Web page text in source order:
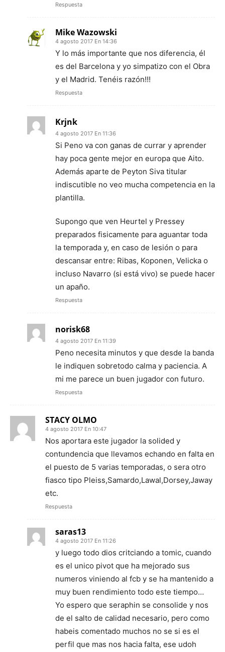
Respuesta
Mike Wazowski
4 agosto 2017 En 14:36
Y lo más importante que nos diferencia, él
es del Barcelona y yo simpatizo con el Obra
y el Madrid. Tenéis razón!!!
Respuesta
Krjnk
4 agosto 2017 En 11:36
Si Peno va con ganas de currar y aprender
hay poca gente mejor en europa que Aito.
Además aparte de Peyton Siva titular
indiscutible no veo mucha competencia en la
plantilla.
Supongo que ven Heurtel y Pressey
preparados fisicamente para aguantar toda
la temporada y, en caso de lesión o para
descansar entre: Ribas, Koponen, Velicka o
incluso Navarro (si está vivo) se puede hacer
un apaño.
Respuesta
norisk68
4 agosto 2017 En 11:39
Peno necesita minutos y que desde la banda
le indiquen sobretodo calma y paciencia. A
mi me parece un buen jugador con futuro.
Respuesta
STACY OLMO
4 agosto 2017 En 10:47
Nos aportara este jugador la solided y
contundencia que llevamos echando en falta en
el puesto de 5 varias temporadas, o sera otro
fiasco tipo Pleiss,Samardo,Lawal,Dorsey,Jaway
etc.
Respuesta
saras13
4 agosto 2017 En 11:26
y luego todo dios critciando a tomic, cuando
es el unico pivot que ha mejorado sus
numeros viniendo al fcb y se ha mantenido a
muy buen rendimiento todo este tiempo…
Yo espero que seraphin se consolide y nos
de el salto de calidad necesario, pero como
habeis comentado muchos no se si es el
perfil que mas nos hacia falta, ese udoh